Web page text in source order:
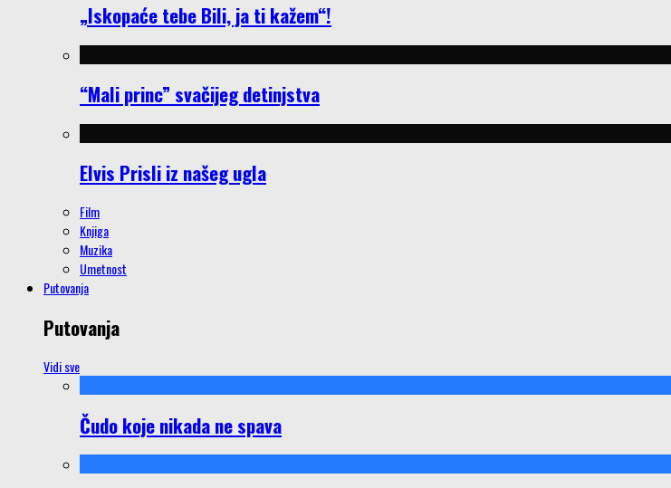
„Iskopaće tebe Bili, ja ti kažem“!
“Mali princ” svačijeg detinjstva
Elvis Prisli iz našeg ugla
Film
Knjiga
Muzika
Umetnost
Putovanja
Putovanja
Vidi sve
Čudo koje nikada ne spava